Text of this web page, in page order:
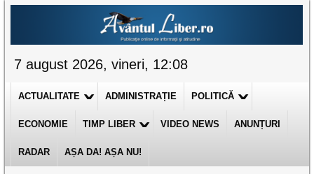
7 august 2026, vineri, 12:08
ACTUALITATE ADMINISTRAȚIE POLITICĂ
ECONOMIE TIMP LIBER VIDEO NEWS ANUNȚURI
RADAR AȘA DA! AȘA NU!